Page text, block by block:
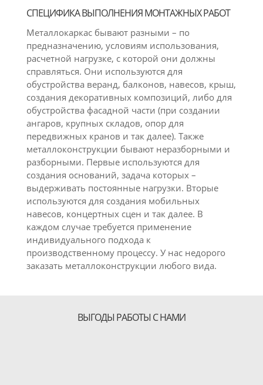
СПЕЦИФИКА ВЫПОЛНЕНИЯ МОНТАЖНЫХ РАБОТ
Металлокаркас бывают разными – по
предназначению, условиям использования,
расчетной нагрузке, с которой они должны
справляться. Они используются для
обустройства веранд, балконов, навесов, крыш,
создания декоративных композиций, либо для
обустройства фасадной части (при создании
ангаров, крупных складов, опор для
передвижных кранов и так далее). Также
металлоконструкции бывают неразборными и
разборными. Первые используются для
создания оснований, задача которых –
выдерживать постоянные нагрузки. Вторые
используются для создания мобильных
навесов, концертных сцен и так далее. В
каждом случае требуется применение
индивидуального подхода к
производственному процессу. У нас недорого
заказать металлоконструкции любого вида.
ВЫГОДЫ РАБОТЫ С НАМИ